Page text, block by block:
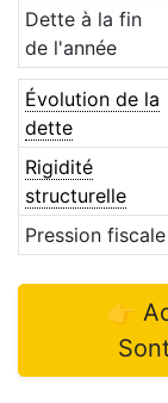
Dette à la fin
de l'année
Évolution de la
dette
Rigidité
structurelle
Pression fiscale
👉